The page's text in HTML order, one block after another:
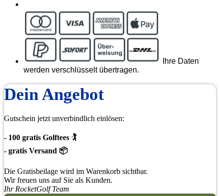
Ihre Daten
werden verschlüsselt übertragen.
Dein Angebot
Gutschein jetzt unverbindlich einlösen:
- 100 gratis Golftees 🏌
- gratis Versand 📦
Die Gratisbeilage wird im Warenkorb sichtbar.
Wir freuen uns auf Sie als Kunden.
Ihr RocketGolf Team